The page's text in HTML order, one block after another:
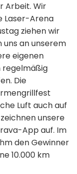
Arbeit. Wir
Laser-Arena
ziehen wir
an unserem
eigenen
regelmäßig
Die
Luft auch auf
unsere
App auf. Im
den Gewinner
10.000 km